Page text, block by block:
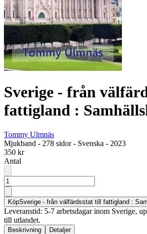
Sverige - från
fattigland :
Tommy Ulmnäs
Mjukband - 278 sidor- Svenska - 2023
350 kr
Antal
KöpSverige - från välfärdsstat till fattigland :
Leveranstid: 5-7 arbetsdagar inom Sverige,
till utlandet.
Beskrivning Detaljer